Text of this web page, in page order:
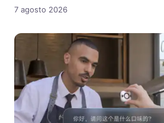
7 agosto 2026